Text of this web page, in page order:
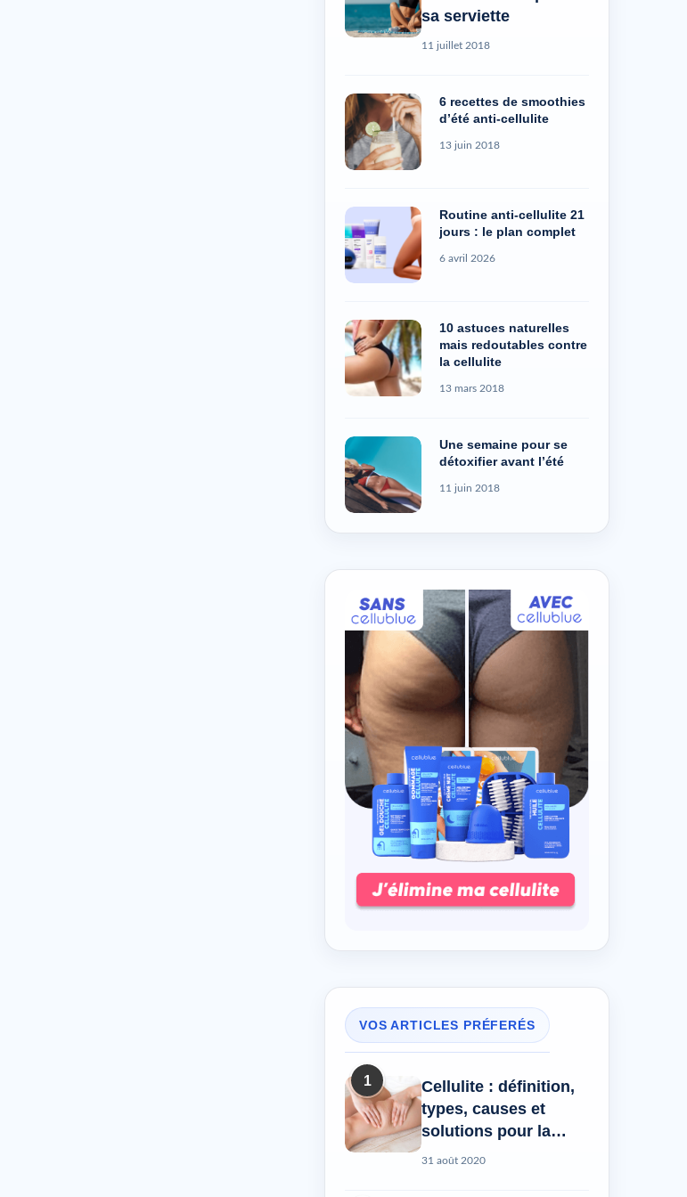
sa serviette
11 juillet 2018
6 recettes de smoothies
d’été anti-cellulite
13 juin 2018
Routine anti-cellulite 21
jours : le plan complet
6 avril 2026
10 astuces naturelles
mais redoutables contre
la cellulite
13 mars 2018
Une semaine pour se
détoxifier avant l’été
11 juin 2018
VOS ARTICLES PRÉFERÉS
1
Cellulite : définition,
types, causes et
solutions pour la
réduire
31 août 2020